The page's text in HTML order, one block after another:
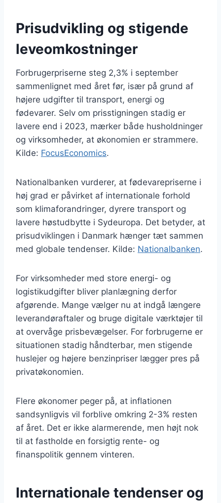
Prisudvikling og stigende
leveomkostninger
Forbrugerpriserne steg 2,3% i september
sammenlignet med året før, især på grund af
højere udgifter til transport, energi og
fødevarer. Selv om prisstigningen stadig er
lavere end i 2023, mærker både husholdninger
og virksomheder, at økonomien er strammere.
Kilde: FocusEconomics.
Nationalbanken vurderer, at fødevarepriserne i
høj grad er påvirket af internationale forhold
som klimaforandringer, dyrere transport og
lavere høstudbytte i Sydeuropa. Det betyder, at
prisudviklingen i Danmark hænger tæt sammen
med globale tendenser. Kilde: Nationalbanken.
For virksomheder med store energi- og
logistikudgifter bliver planlægning derfor
afgørende. Mange vælger nu at indgå længere
leverandøraftaler og bruge digitale værktøjer til
at overvåge prisbevægelser. For forbrugerne er
situationen stadig håndterbar, men stigende
huslejer og højere benzinpriser lægger pres på
privatøkonomien.
Flere økonomer peger på, at inflationen
sandsynligvis vil forblive omkring 2-3% resten
af året. Det er ikke alarmerende, men højt nok
til at fastholde en forsigtig rente- og
finanspolitik gennem vinteren.
Internationale tendenser og